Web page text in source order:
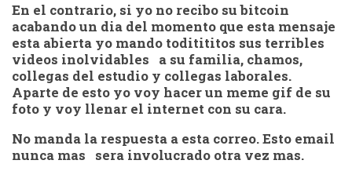
En el contrario, si yo no recibo su bitcoin
acabando un dia del momento que esta mensaje
esta abierta yo mando toditititos sus terribles
videos inolvidables a su familia, chamos,
collegas del estudio y collegas laborales.
Aparte de esto yo voy hacer un meme gif de su
foto y voy llenar el internet con su cara.
No manda la respuesta a esta correo. Esto email
nunca mas sera involucrado otra vez mas.